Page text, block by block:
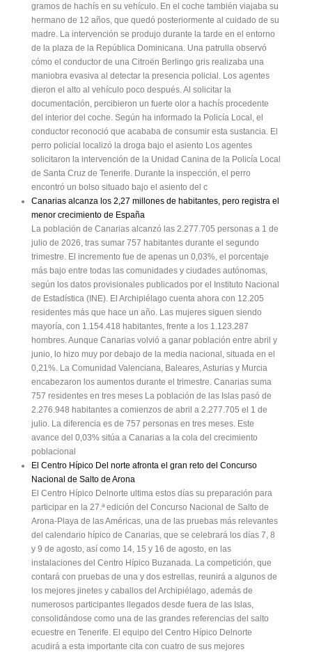
gramos de hachís en su vehículo. En el coche también viajaba su
hermano de 12 años, que quedó posteriormente al cuidado de su
madre. La intervención se produjo durante la tarde en el entorno
de la plaza de la República Dominicana. Una patrulla observó
cómo el conductor de una Citroën Berlingo gris realizaba una
maniobra evasiva al detectar la presencia policial. Los agentes
dieron el alto al vehículo poco después. Al solicitar la
documentación, percibieron un fuerte olor a hachís procedente
del interior del coche. Según ha informado la Policía Local, el
conductor reconoció que acababa de consumir esta sustancia. El
perro policial localizó la droga bajo el asiento Los agentes
solicitaron la intervención de la Unidad Canina de la Policía Local
de Santa Cruz de Tenerife. Durante la inspección, el perro
encontró un bolso situado bajo el asiento del c
Canarias alcanza los 2,27 millones de habitantes, pero registra el
menor crecimiento de España
La población de Canarias alcanzó las 2.277.705 personas a 1 de
julio de 2026, tras sumar 757 habitantes durante el segundo
trimestre. El incremento fue de apenas un 0,03%, el porcentaje
más bajo entre todas las comunidades y ciudades autónomas,
según los datos provisionales publicados por el Instituto Nacional
de Estadística (INE). El Archipiélago cuenta ahora con 12.205
residentes más que hace un año. Las mujeres siguen siendo
mayoría, con 1.154.418 habitantes, frente a los 1.123.287
hombres. Aunque Canarias volvió a ganar población entre abril y
junio, lo hizo muy por debajo de la media nacional, situada en el
0,21%. La Comunidad Valenciana, Baleares, Asturias y Murcia
encabezaron los aumentos durante el trimestre. Canarias suma
757 residentes en tres meses La población de las Islas pasó de
2.276.948 habitantes a comienzos de abril a 2.277.705 el 1 de
julio. La diferencia es de 757 personas en tres meses. Este
avance del 0,03% sitúa a Canarias a la cola del crecimiento
poblacional
El Centro Hípico Del norte afronta el gran reto del Concurso
Nacional de Salto de Arona
El Centro Hípico Delnorte ultima estos días su preparación para
participar en la 27.ª edición del Concurso Nacional de Salto de
Arona-Playa de las Américas, una de las pruebas más relevantes
del calendario hípico de Canarias, que se celebrará los días 7, 8
y 9 de agosto, así como 14, 15 y 16 de agosto, en las
instalaciones del Centro Hípico Buzanada. La competición, que
contará con pruebas de una y dos estrellas, reunirá a algunos de
los mejores jinetes y caballos del Archipiélago, además de
numerosos participantes llegados desde fuera de las Islas,
consolidándose como una de las grandes referencias del salto
ecuestre en Tenerife. El equipo del Centro Hípico Delnorte
acudirá a esta importante cita con cuatro de sus mejores